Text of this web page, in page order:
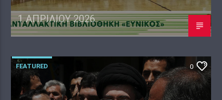
1 ΑΠΡΙΛΊΟΥ 2026
FEATURED 0